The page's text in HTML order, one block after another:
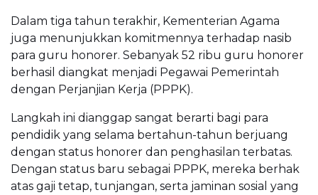
Dalam tiga tahun terakhir, Kementerian Agama
juga menunjukkan komitmennya terhadap nasib
para guru honorer. Sebanyak 52 ribu guru honorer
berhasil diangkat menjadi Pegawai Pemerintah
dengan Perjanjian Kerja (PPPK).
Langkah ini dianggap sangat berarti bagi para
pendidik yang selama bertahun-tahun berjuang
dengan status honorer dan penghasilan terbatas.
Dengan status baru sebagai PPPK, mereka berhak
atas gaji tetap, tunjangan, serta jaminan sosial yang